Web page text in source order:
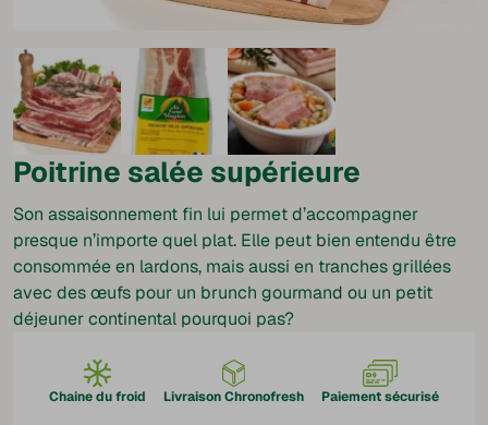
Poitrine salée supérieure
Son assaisonnement fin lui permet d’accompagner
presque n’importe quel plat. Elle peut bien entendu être
consommée en lardons, mais aussi en tranches grillées
avec des œufs pour un brunch gourmand ou un petit
déjeuner continental pourquoi pas?
Chaine du froid Livraison Chronofresh Paiement sécurisé